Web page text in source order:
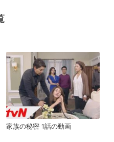
家族の秘密 1話の動画